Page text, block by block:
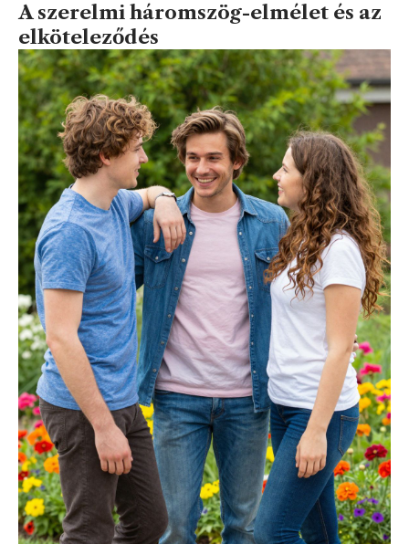
A szerelmi háromszög-elmélet és az
elköteleződés